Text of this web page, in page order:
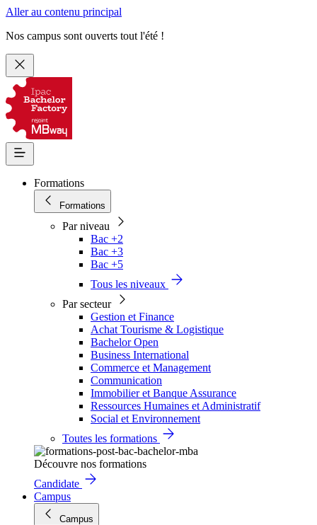
Aller au contenu principal
Nos campus sont ouverts tout l'été !
Formations
Formations
Par niveau
Bac +2
Bac +3
Bac +5
Tous les niveaux
Par secteur
Gestion et Finance
Achat Tourisme & Logistique
Bachelor Open
Business International
Commerce et Management
Communication
Immobilier et Banque Assurance
Ressources Humaines et Administratif
Social et Environnement
Toutes les formations
Découvre nos formations
Candidate
Campus
Campus